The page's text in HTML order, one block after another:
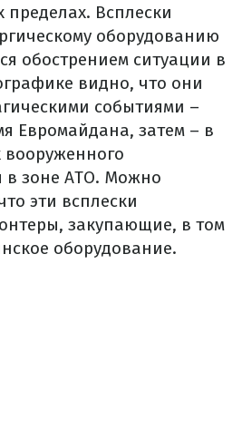
пределах. Всплески
оборудованию
обострением ситуации в
видно, что они
событиями –
Евромайдана, затем – в
в зоне АТО. Можно
эти всплески
закупающие, в том
оборудование.